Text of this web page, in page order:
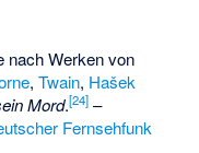
nach Werken von
, Twain, Hašek
Mord.[24]–
Fernsehfunk